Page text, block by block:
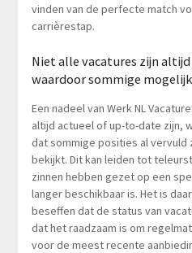
vinden van de perfecte match
carrièrestap.
Niet alle vacatures zijn
waardoor sommige
Een nadeel van Werk NL
altijd actueel of up-to-date zijn,
dat sommige posities al vervuld
bekijkt. Dit kan leiden tot
zinnen hebben gezet op een
langer beschikbaar is. Het is
beseffen dat de status van
dat het raadzaam is om
voor de meest recente